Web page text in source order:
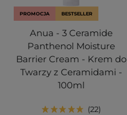
PROMOCJA BESTSELLER
Anua - 3 Ceramide
Panthenol Moisture
Barrier Cream - Krem do
Twarzy z Ceramidami -
100ml
22